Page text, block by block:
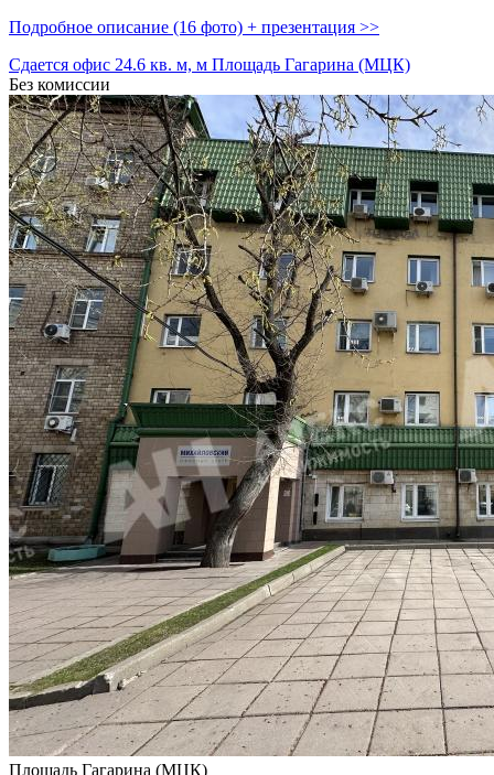
Подробное описание (16 фото) + презентация >>
Сдается офис 24.6 кв. м, м Площадь Гагарина (МЦК)
Без комиссии
Площадь Гагарина (МЦК)